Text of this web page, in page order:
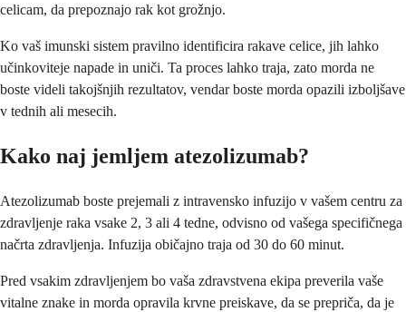
celicam, da prepoznajo rak kot grožnjo.
Ko vaš imunski sistem pravilno identificira rakave celice, jih lahko
učinkoviteje napade in uniči. Ta proces lahko traja, zato morda ne
boste videli takojšnjih rezultatov, vendar boste morda opazili izboljšave
v tednih ali mesecih.
Kako naj jemljem atezolizumab?
Atezolizumab boste prejemali z intravensko infuzijo v vašem centru za
zdravljenje raka vsake 2, 3 ali 4 tedne, odvisno od vašega specifičnega
načrta zdravljenja. Infuzija običajno traja od 30 do 60 minut.
Pred vsakim zdravljenjem bo vaša zdravstvena ekipa preverila vaše
vitalne znake in morda opravila krvne preiskave, da se prepriča, da je